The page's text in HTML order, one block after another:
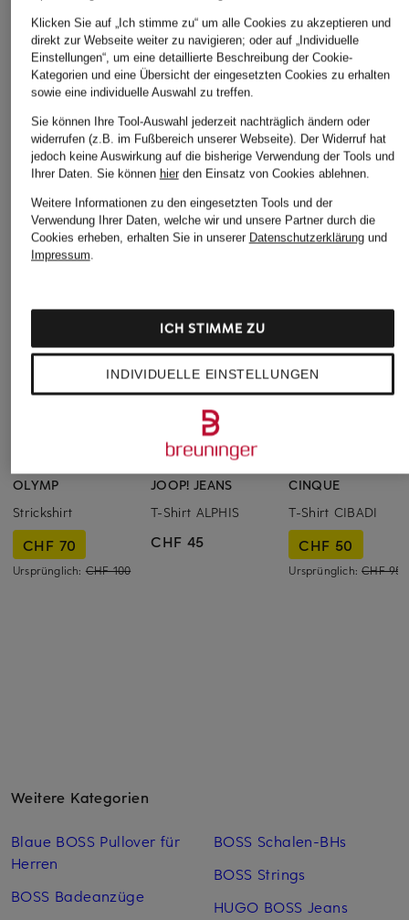
OLYMP
Strickshirt
CHF 70
Ursprünglich: CHF 100
JOOP! JEANS
T-Shirt ALPHIS
CHF 45
CINQUE
T-Shirt CIBADI
CHF 50
Ursprünglich:CHF 95
Weitere Kategorien
Blaue BOSS Pullover für
Herren
BOSS Badeanzüge
BOSS Schalen-BHs
BOSS Strings
HUGO BOSS Jeans
Klicken Sie auf „Ich stimme zu“ um alle Cookies zu akzeptieren und
direkt zur Webseite weiter zu navigieren; oder auf „Individuelle
Einstellungen“, um eine detaillierte Beschreibung der Cookie-
Kategorien und eine Übersicht der eingesetzten Cookies zu erhalten
sowie eine individuelle Auswahl zu treffen.
Sie können Ihre Tool-Auswahl jederzeit nachträglich ändern oder
widerrufen (z.B. im Fußbereich unserer Webseite). Der Widerruf hat
jedoch keine Auswirkung auf die bisherige Verwendung der Tools und
Ihrer Daten. Sie können hierden Einsatz von Cookies ablehnen.
Weitere Informationen zu den eingesetzten Tools und der
Verwendung Ihrer Daten, welche wir und unsere Partner durch die
Cookies erheben, erhalten Sie in unserer Datenschutzerklärungund
Impressum.
INDIVIDUELLE EINSTELLUNGEN
ICH STIMME ZU